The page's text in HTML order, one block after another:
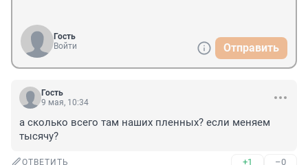
Гость
Войти
Отправить
Гость
9 мая, 10:34
а сколько всего там наших пленных? если меняем
тысячу?
ОТВЕТИТЬ +1 –0